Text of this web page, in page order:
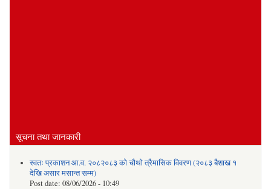
सूचना तथा जानकारी
स्वतः प्रकाशन आ.व. २०८२०८३ को चौथो त्रैमासिक विवरण (२०८३ बैशाख १
देखि असार मसान्त सम्म)
Post date: 08/06/2026 - 10:49